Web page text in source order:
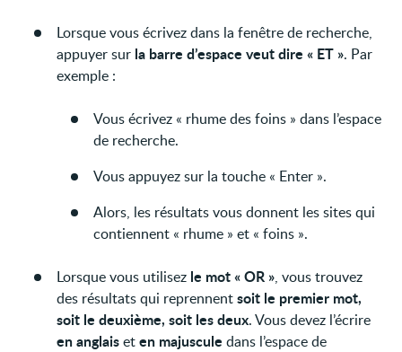
Lorsque vous écrivez dans la fenêtre de recherche,
appuyer sur la barre d’espace veut dire « ET ». Par
exemple :
Vous écrivez « rhume des foins » dans l’espace
de recherche.
Vous appuyez sur la touche « Enter ».
Alors, les résultats vous donnent les sites qui
contiennent « rhume » et « foins ».
Lorsque vous utilisez le mot « OR », vous trouvez
des résultats qui reprennentsoit le premier mot,
soit le deuxième, soit les deux. Vous devez l’écrire
en anglaiseten majuscule dans l’espace de